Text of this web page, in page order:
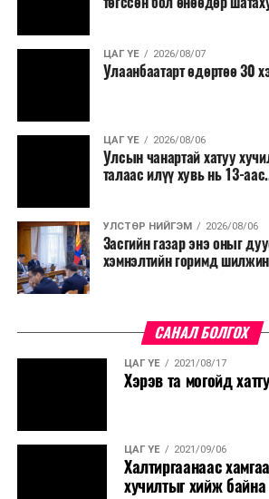
салбар бүрдээ урсгал зардлыг 20
нөхөн томилгоо хийхгүй байх, аялал,
хамт олны урлаг, спортын арга
байгуулахгүй байх, төрийн албанд
сургалтыг цахим хэлбэрт
хаагчдыг зарим өдрүүдэд цахимаар
хэмжээг үргэлжлүүлэхийг үүрэг
Төсвийн сахилга бат сайжирч,
байдал хэвийн болсон
хязгаарлалтыг үе шаттайгаар
ЦАГ ҮЕ 2026/08/07
Улаанбаатарт өдөртөө 30
ЦАГ ҮЕ 2026/08/06
Улсын чанартай хатуу
талаас илүү хувь нь 13-
УЛСТӨР НИЙГЭМ 2026/08/06
Засгийн газар энэ оныг
хэмнэлтийн горимд
САНАЛ БОЛГОХ
ЦАГ ҮЕ 2021/08/17
Хэрэв та могойд
ЦАГ ҮЕ 2021/09/06
Халтиргаанаас
хучилтыг хийж байна